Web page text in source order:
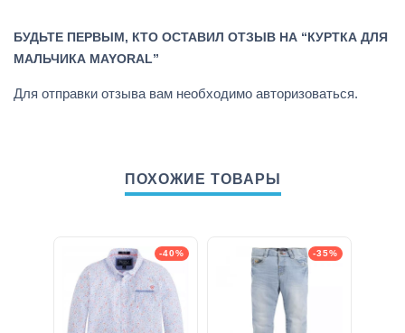
БУДЬТЕ ПЕРВЫМ, КТО ОСТАВИЛ ОТЗЫВ НА “КУРТКА ДЛЯ
МАЛЬЧИКА MAYORAL”
Для отправки отзыва вам необходимо авторизоваться.
ПОХОЖИЕ ТОВАРЫ
-40% -35%